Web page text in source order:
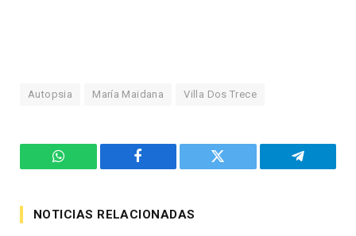
Autopsia María Maidana Villa Dos Trece
WhatsApp Facebook Twitter Telegram
NOTICIAS RELACIONADAS